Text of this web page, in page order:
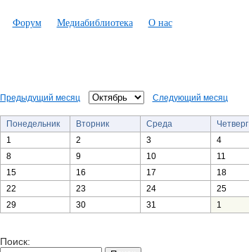
Форум Медиабиблиотека О нас
Предыдущий месяц Следующий месяц
Понедельник Вторник Среда Четверг
1
2 3 4
8
9 10 11
15
16 17 18
22
23 24 25
29
30 31 1
Поиск: